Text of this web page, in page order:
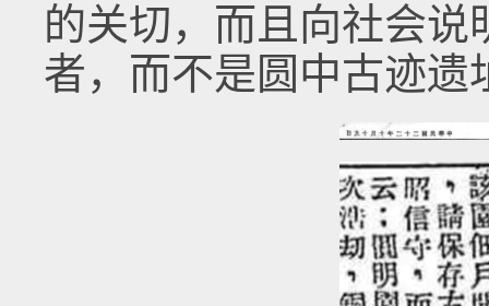
的关切，而且向社会
者，而不是圆中古迹遗